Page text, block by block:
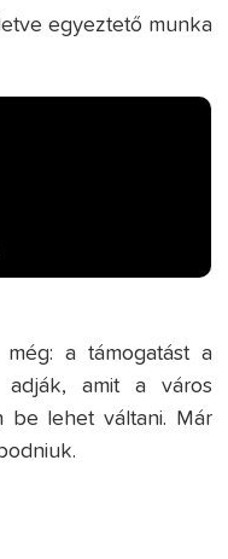
egyeztető munka
a támogatást a
adják, amit a város
be lehet váltani. Már